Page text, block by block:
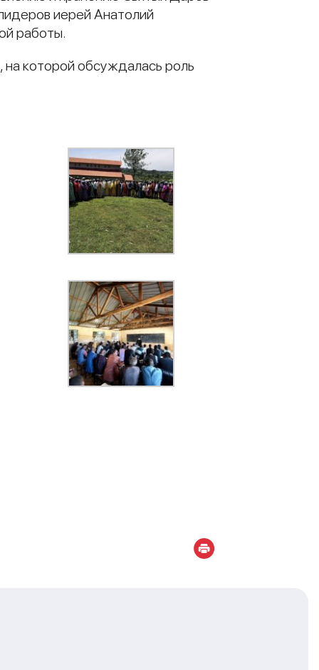
иерей Анатолий
работы.
которой обсуждалась роль